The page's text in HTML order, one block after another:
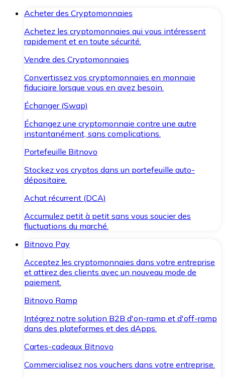
Acheter des Cryptomonnaies
Achetez les cryptomonnaies qui vous intéressent
rapidement et en toute sécurité.
Vendre des Cryptomonnaies
Convertissez vos cryptomonnaies en monnaie
fiduciaire lorsque vous en avez besoin.
Échanger (Swap)
Échangez une cryptomonnaie contre une autre
instantanément, sans complications.
Portefeuille Bitnovo
Stockez vos cryptos dans un portefeuille auto-
dépositaire.
Achat récurrent (DCA)
Accumulez petit à petit sans vous soucier des
fluctuations du marché.
Bitnovo Pay
Acceptez les cryptomonnaies dans votre entreprise
et attirez des clients avec un nouveau mode de
paiement.
Bitnovo Ramp
Intégrez notre solution B2B d'on-ramp et d'off-ramp
dans des plateformes et des dApps.
Cartes-cadeaux Bitnovo
Commercialisez nos vouchers dans votre entreprise.